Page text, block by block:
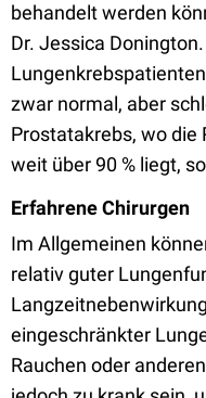
behandelt werden
Dr. Jessica
zwar normal, aber
Prostatakrebs, wo die
weit über 90 % liegt,
Erfahrene Chirurgen
Im Allgemeinen
relativ guter
eingeschränkter
Rauchen oder